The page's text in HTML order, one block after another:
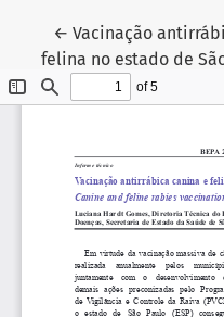
← Voltar aos
Vacinação
felina no estado de